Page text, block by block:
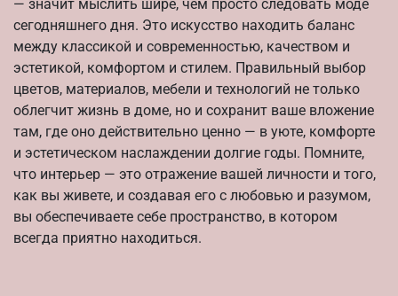
— значит мыслить шире, чем просто следовать моде
сегодняшнего дня. Это искусство находить баланс
между классикой и современностью, качеством и
эстетикой, комфортом и стилем. Правильный выбор
цветов, материалов, мебели и технологий не только
облегчит жизнь в доме, но и сохранит ваше вложение
там, где оно действительно ценно — в уюте, комфорте
и эстетическом наслаждении долгие годы. Помните,
что интерьер — это отражение вашей личности и того,
как вы живете, и создавая его с любовью и разумом,
вы обеспечиваете себе пространство, в котором
всегда приятно находиться.